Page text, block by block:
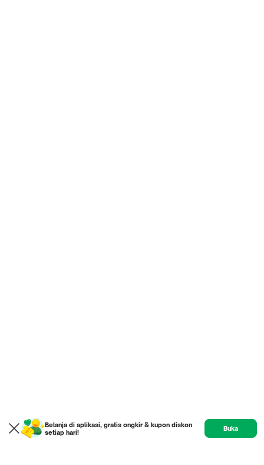
Belanja di aplikasi, gratis ongkir & kupon diskon
setiap hari!
Buka